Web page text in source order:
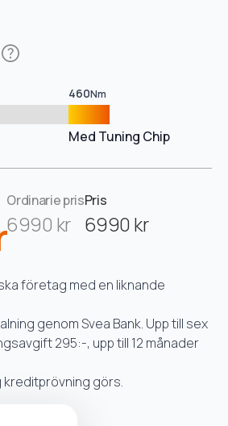
460Nm
Med Tuning Chip
Ordinarie pris
6990 kr
Pris
6990 kr
företag med en liknande
genom Svea Bank. Upp till sex
295:-, upp till 12 månader
kreditprövning görs.